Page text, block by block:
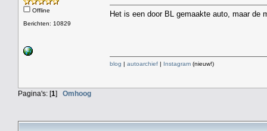
Offline
Berichten: 10829
Het is een door BL gemaakte auto, maar de
blog | autoarchief | Instagram (nieuw!)
Pagina's: [1] Omhoog